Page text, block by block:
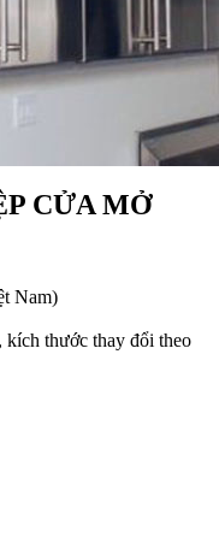
CỬA MỞ
Nam)
kích thước thay đổi theo